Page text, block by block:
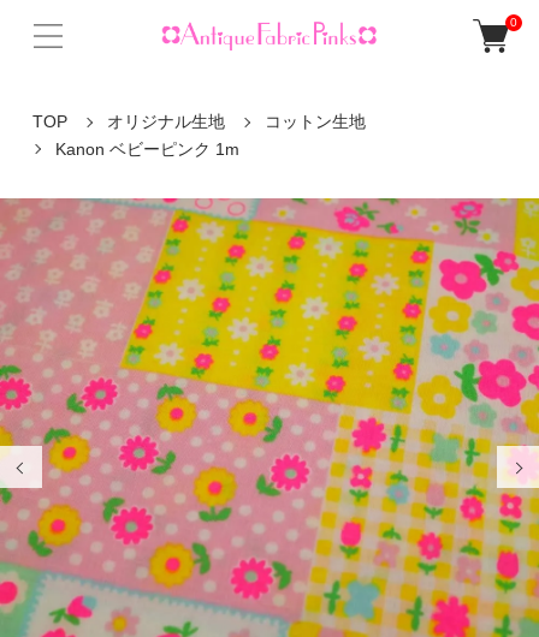
0
TOP オリジナル生地
コットン生地
Kanon ベビーピンク 1m